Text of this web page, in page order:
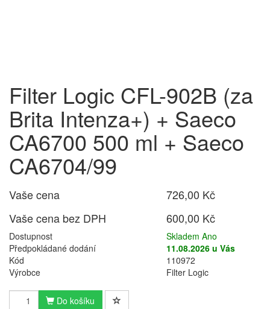
Filter Logic CFL-902B (za
Brita Intenza+) + Saeco
CA6700 500 ml + Saeco
CA6704/99
Vaše cena
726,00 Kč
Vaše cena bez DPH
600,00 Kč
Dostupnost
Skladem Ano
Předpokládané dodání
11.08.2026 u Vás
Kód
110972
Výrobce
Filter Logic
Do košíku